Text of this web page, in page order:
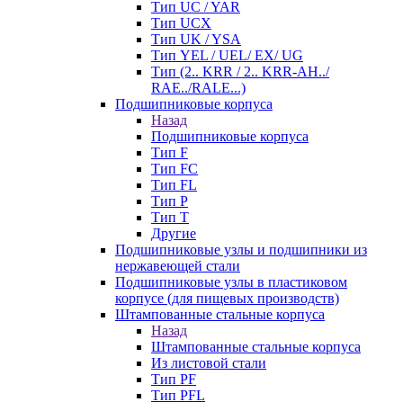
Тип UC / YAR
Тип UCX
Тип UK / YSA
Тип YEL / UEL/ EX/ UG
Тип (2.. KRR / 2.. KRR-AH../
RAE../RALE...)
Подшипниковые корпуса
Назад
Подшипниковые корпуса
Тип F
Тип FC
Тип FL
Тип P
Тип T
Другие
Подшипниковые узлы и подшипники из
нержавеющей стали
Подшипниковые узлы в пластиковом
корпусе (для пищевых производств)
Штампованные стальные корпуса
Назад
Штампованные стальные корпуса
Из листовой стали
Тип PF
Тип PFL